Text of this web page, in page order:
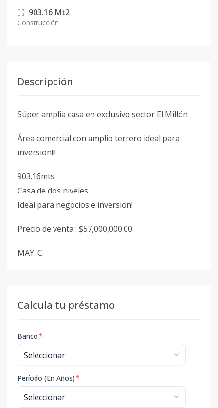
903.16 Mt2
Construcción
Descripción
Súper amplia casa en exclusivo sector El Millón
Área comercial con amplio terrero ideal para
inversión!!!
903.16mts
Casa de dos niveles
Ideal para negocios e inversion!
Precio de venta : $57,000,000.00
MAY. C.
Calcula tu préstamo
Banco*
Período (En Años)*